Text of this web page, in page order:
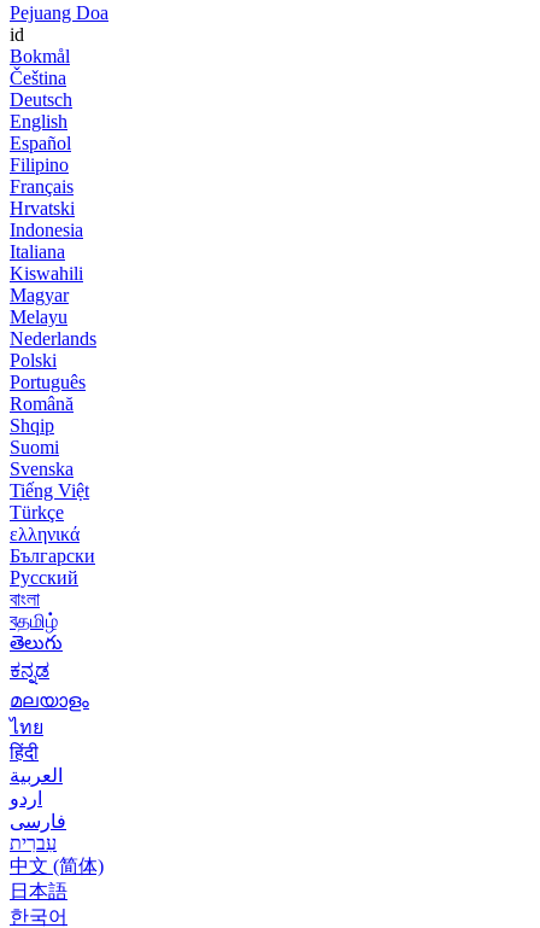
Pejuang Doa
id
Bokmål
Čeština
Deutsch
English
Español
Filipino
Français
Hrvatski
Indonesia
Italiana
Kiswahili
Magyar
Melayu
Nederlands
Polski
Português
Română
Shqip
Suomi
Svenska
Tiếng Việt
Türkçe
ελληνικά
Български
Русский
বাংলা
বதமிழ்
తెలుగు
ಕನ್ನಡ
മലയാളം
ไทย
हिंदी
العربية
اردو
فارسی
עִברִית
中文 (简体)
日本語
한국어